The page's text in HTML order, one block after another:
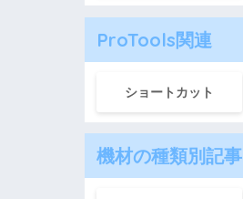
ProTools関連
ショートカット
機材の種類別記事